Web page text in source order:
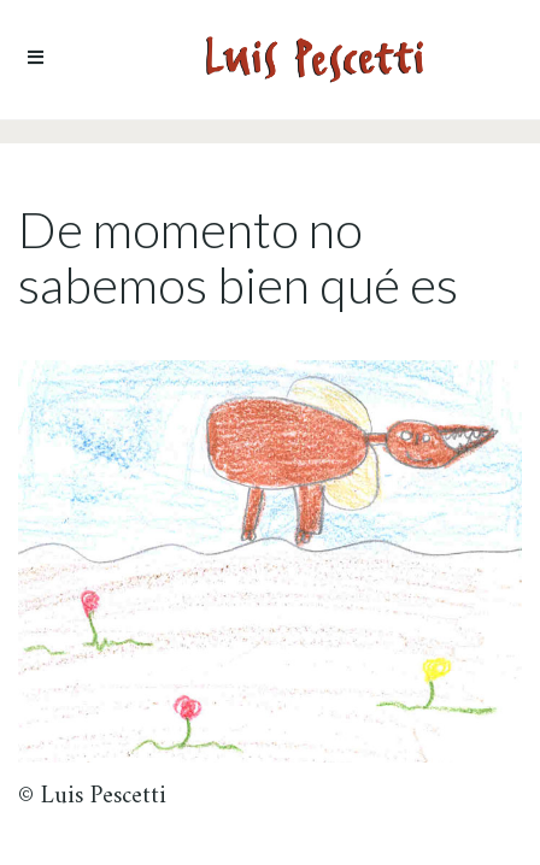
De momento no
sabemos bien qué es
© Luis Pescetti